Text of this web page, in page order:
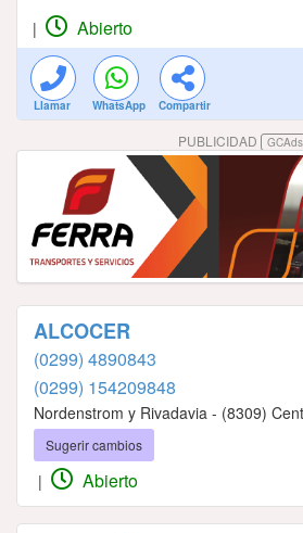
| Abierto
Llamar WhatsApp Compartir
PUBLICIDAD GCAds
ALCOCER
(0299) 4890843
(0299) 154209848
Nordenstrom y Rivadavia - (8309)
Sugerir cambios
| Abierto